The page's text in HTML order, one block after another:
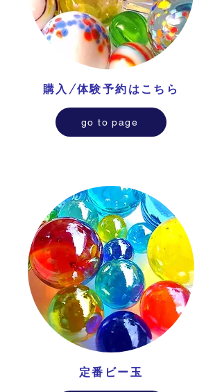
​購入/体験予約はこちら
go to page
定番ビー玉